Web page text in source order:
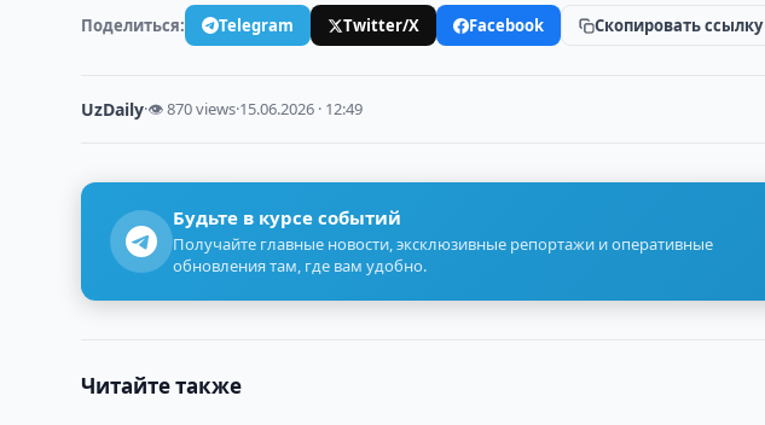
Поделиться: Telegram Twitter/X Facebook Скопировать ссылку
UzDaily·👁 870 views·15.06.2026 · 12:49
Будьте в курсе событий
Получайте главные новости, эксклюзивные репортажи и оперативные
обновления там, где вам удобно.
Читайте также